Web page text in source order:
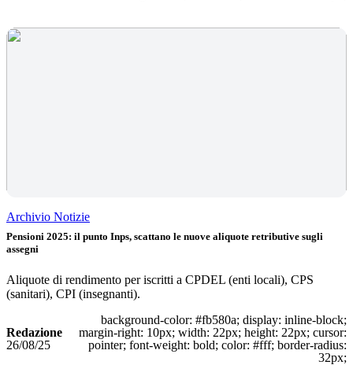
Archivio Notizie
Pensioni 2025: il punto Inps, scattano le nuove aliquote retributive sugli
assegni
Aliquote di rendimento per iscritti a CPDEL (enti locali), CPS
(sanitari), CPI (insegnanti).
Redazione
26/08/25
background-color: #fb580a; display: inline-block;
margin-right: 10px; width: 22px; height: 22px; cursor:
pointer; font-weight: bold; color: #fff; border-radius:
32px;